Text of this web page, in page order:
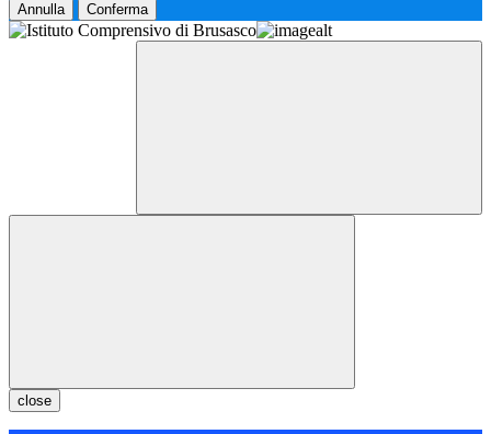
Annulla Conferma
close